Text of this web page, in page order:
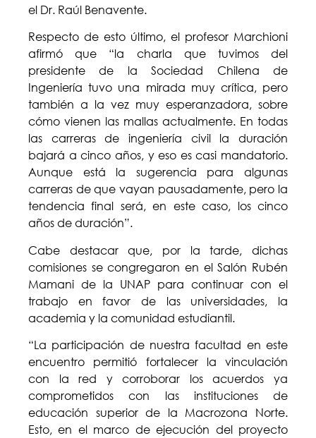
el Dr. Raúl Benavente.
Respecto de esto último, el profesor Marchioni
afirmó que “la charla que tuvimos del
presidente de la Sociedad Chilena de
Ingeniería tuvo una mirada muy crítica, pero
también a la vez muy esperanzadora, sobre
cómo vienen las mallas actualmente. En todas
las carreras de ingeniería civil la duración
bajará a cinco años, y eso es casi mandatorio.
Aunque está la sugerencia para algunas
carreras de que vayan pausadamente, pero la
tendencia final será, en este caso, los cinco
años de duración”.
Cabe destacar que, por la tarde, dichas
comisiones se congregaron en el Salón Rubén
Mamani de la UNAP para continuar con el
trabajo en favor de las universidades, la
academia y la comunidad estudiantil.
“La participación de nuestra facultad en este
encuentro permitió fortalecer la vinculación
con la red y corroborar los acuerdos ya
comprometidos con las instituciones de
educación superior de la Macrozona Norte.
Esto, en el marco de ejecución del proyecto